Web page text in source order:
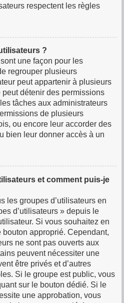
respectent les règles
?
une façon pour les
regrouper plusieurs
peut appartenir à plusieurs
détenir des permissions
tâches aux administrateurs
de plusieurs
ou encore leur accorder des
bien leur donner accès à un
et comment puis-je
les groupes d’utilisateurs en
d’utilisateurs » depuis le
Si vous souhaitez en
approprié. Cependant,
ne sont pas ouverts aux
peuvent nécessiter une
être privés et d’autres
Si le groupe est public, vous
sur le bouton dédié. Si le
une approbation, vous